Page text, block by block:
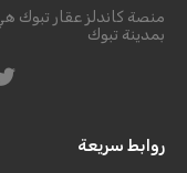
منصة كاندلز عقار تبوك
بمدينة تبوك
روابط سريعة